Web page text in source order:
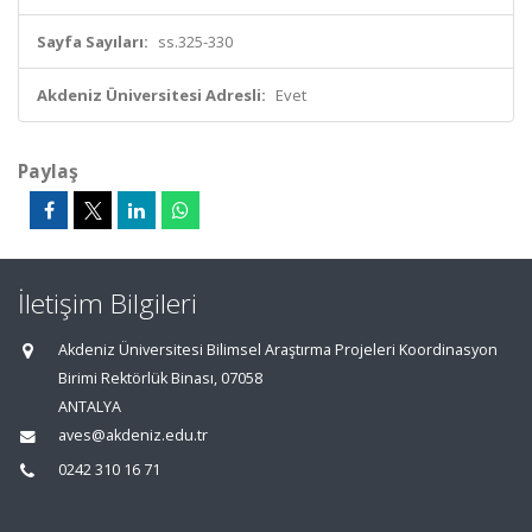
Sayfa Sayıları: ss.325-330
Akdeniz Üniversitesi Adresli: Evet
Paylaş
İletişim Bilgileri
Akdeniz Üniversitesi Bilimsel Araştırma Projeleri Koordinasyon
Birimi Rektörlük Binası, 07058
ANTALYA
aves@akdeniz.edu.tr
0242 310 16 71